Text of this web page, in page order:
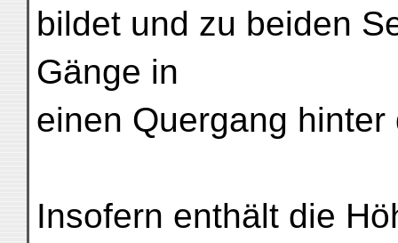
bildet und zu beiden
Gänge in
einen Quergang
Insofern enthält die